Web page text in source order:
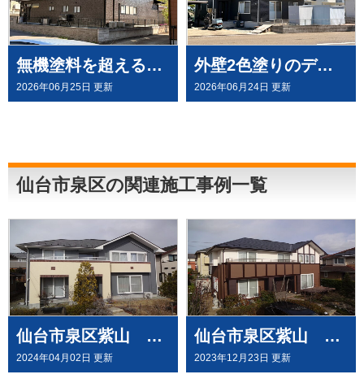
無機塗料を超える有機HRC塗料「タテイルⅡ」で施工させていただきました（塗料メーカー：プレマテックス社）
2026年06月25日 更新
外壁2色塗りのデコラトーン工法で、施工させていただきました。（ウルトラペイントシリーズ）
2026年06月24日 更新
仙台市泉区の関連施工事例一覧
仙台市泉区紫山 T様邸で屋根外壁塗装工事させて頂きました。
2024年04月02日 更新
仙台市泉区紫山 A様邸で 屋根外壁塗装工事させて頂きました
2023年12月23日 更新